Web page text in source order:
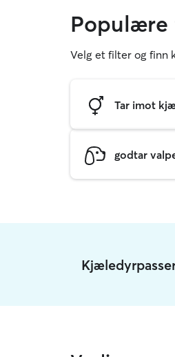
Populære
Velg et filter og finn
Tar imot
godtar